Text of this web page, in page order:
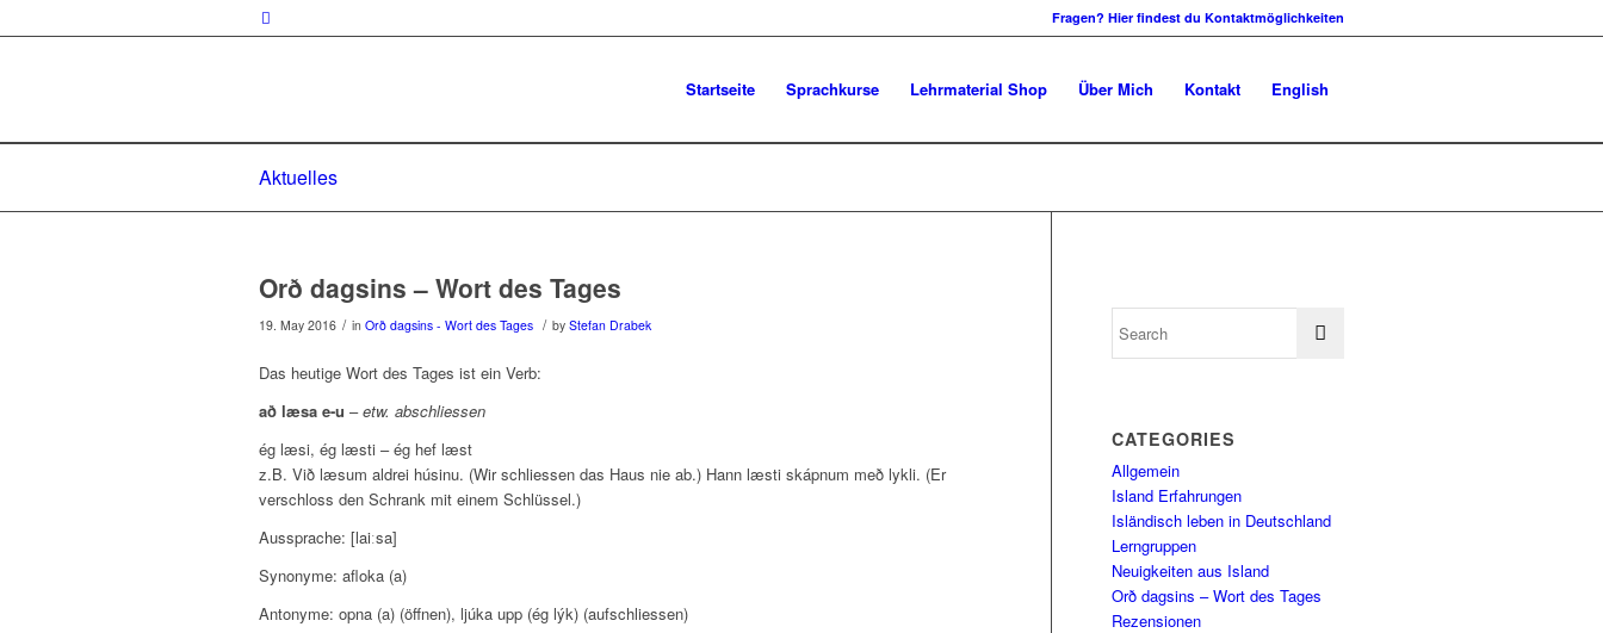
Fragen? Hier findest du Kontaktmöglichkeiten
Startseite Sprachkurse Lehrmaterial Shop Über Mich Kontakt English
Aktuelles
Orð dagsins – Wort des Tages
19. May 2016 / in Orð dagsins - Wort des Tages / by Stefan Drabek
Das heutige Wort des Tages ist ein Verb:
að læsa e-u –etw. abschliessen
ég læsi, ég læsti – ég hef læst
z.B. Við læsum aldrei húsinu. (Wir schliessen das Haus nie ab.) Hann læsti skápnum með lykli. (Er
verschloss den Schrank mit einem Schlüssel.)
Aussprache: [laiːsa]
Synonyme: afloka (a)
Antonyme: opna (a) (öffnen), ljúka upp (ég lýk) (aufschliessen)
CATEGORIES
Allgemein
Island Erfahrungen
Isländisch leben in Deutschland
Lerngruppen
Neuigkeiten aus Island
Orð dagsins – Wort des Tages
Rezensionen